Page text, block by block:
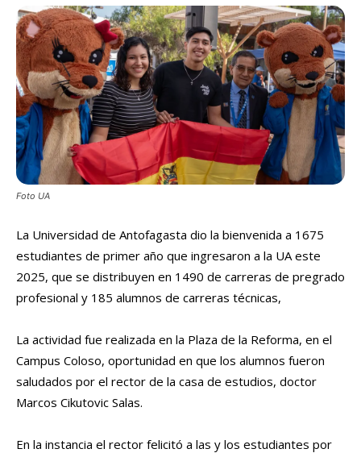
Foto UA
La Universidad de Antofagasta dio la bienvenida a 1675
estudiantes de primer año que ingresaron a la UA este
2025, que se distribuyen en 1490 de carreras de pregrado
profesional y 185 alumnos de carreras técnicas,
La actividad fue realizada en la Plaza de la Reforma, en el
Campus Coloso, oportunidad en que los alumnos fueron
saludados por el rector de la casa de estudios, doctor
Marcos Cikutovic Salas.
En la instancia el rector felicitó a las y los estudiantes por